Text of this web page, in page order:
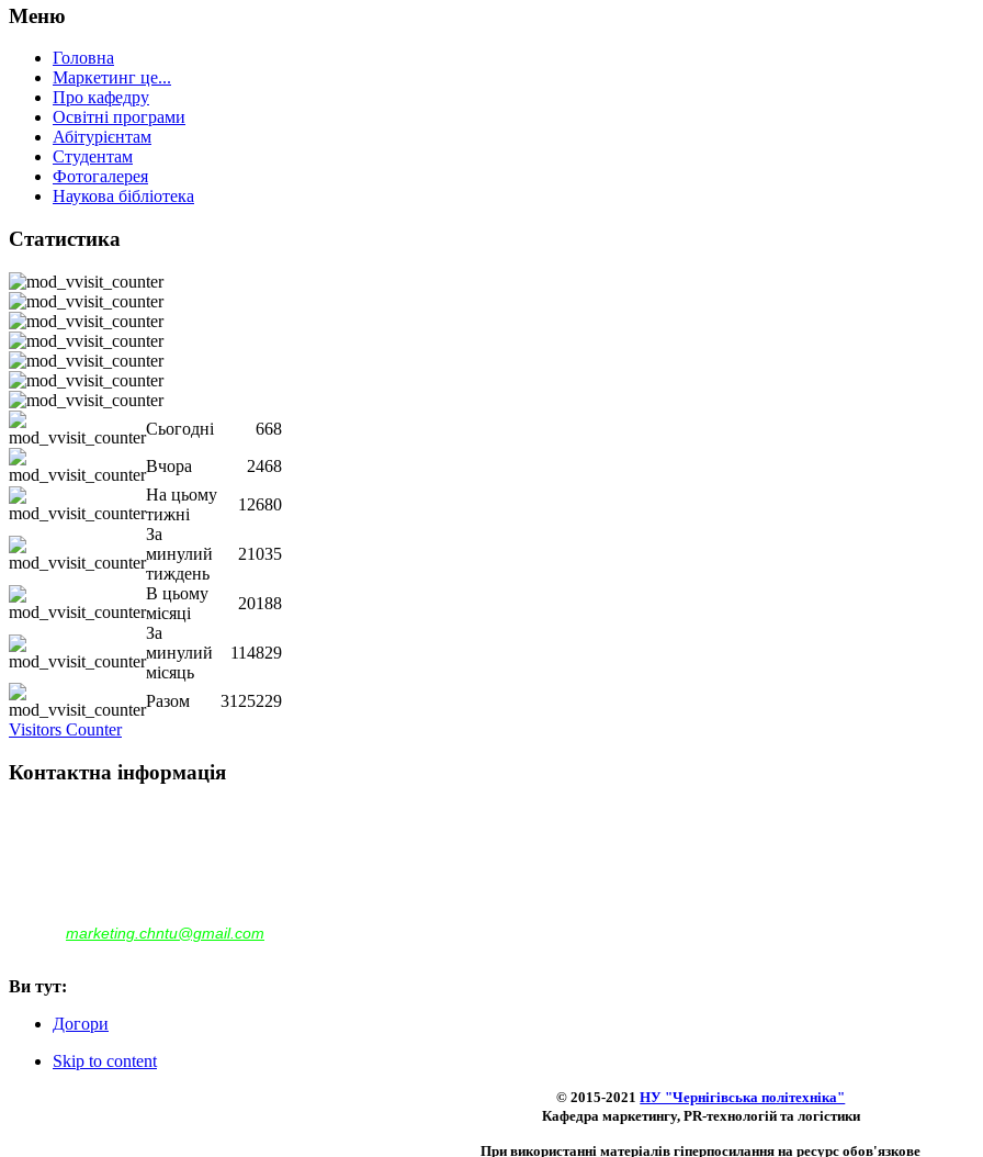
Меню
Головна
Маркетинг це...
Про кафедру
Освітні програми
Абітурієнтам
Студентам
Фотогалерея
Наукова бібліотека
Статистика
Сьогодні
668
Вчора
2468
На цьому
тижні
12680
За
минулий
тиждень
21035
В цьому
місяці
20188
За
минулий
місяць
114829
Разом
3125229
Visitors Counter
Контактна інформація
marketing.chntu@gmail.com
Ви тут:
Догори
Skip to content
© 2015-2021 НУ "Чернігівська політехніка"
Кафедра маркетингу, PR-технологій та логістики
При використанні матеріалів гіперпосилання на ресурс обов'язкове